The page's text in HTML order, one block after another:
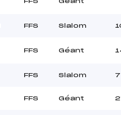
FFS Slalom
FFS Géant
FFS Slalom 7
FFS Géant